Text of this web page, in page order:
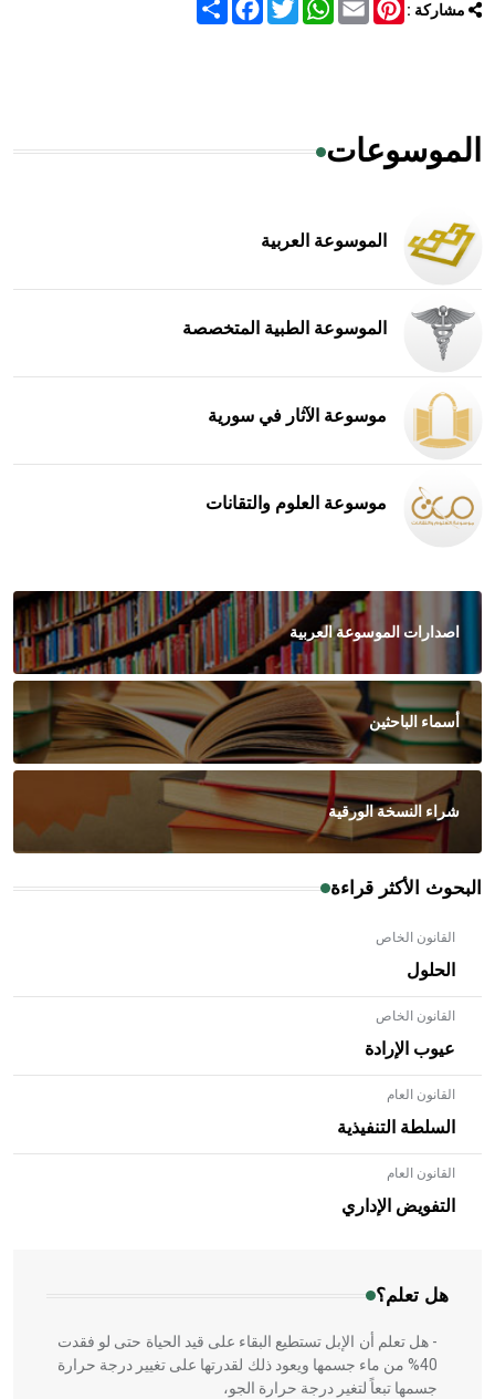
مشاركة :
الموسوعات
الموسوعة العربية
الموسوعة الطبية المتخصصة
موسوعة الآثار في سورية
موسوعة العلوم والتقانات
اصدارات الموسوعة العربية
أسماء الباحثين
شراء النسخة الورقية
البحوث الأكثر قراءة
القانون الخاص
الحلول
القانون الخاص
عيوب الإرادة
القانون العام
السلطة التنفيذية
القانون العام
التفويض الإداري
هل تعلم؟
- هل تعلم أن الأبلق نوع من الفنون الهندسية التي ارتبطت
بالعمارة الإسلامية في بلاد الشام ومصر خاصة، حيث يحرص
المعمار على بناء مداميكه وخاصة في الواجهات
- هل تعلم أن الإبل تستطيع البقاء على قيد الحياة حتى لو فقدت
40% من ماء جسمها ويعود ذلك لقدرتها على تغيير درجة حرارة
جسمها تبعاً لتغير درجة حرارة الجو،